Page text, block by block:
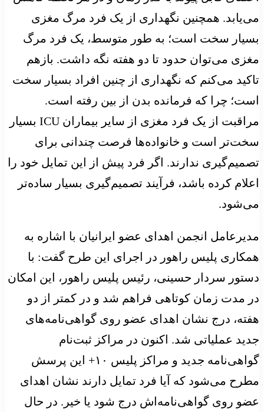
می‌یابد. همچنین نگهداری از یک فرد مرگ مغزی
بسیار سخت است؛ به طور متوسط، یک فرد مرگ
مغزی می‌توان حدود تا دو هفته نگه داشت. بازهم
تاکید می‌کنم که نگهداری از چنین افراد بسیار سخت
است؛ چرا که فرمانده بدن از بین رفته است.
مراقبت از یک فرد مغزی از سایر بیماران ICU بسیار
سخت‌تر است و خانواده‌ها فرصت چندانی برای
تصمیم‌گیری ندارند. اگر فرد پیش از این تمایل خود را
اعلام کرده باشد، فرآیند تصمیم‌گیری بسیار ساده‌تر
می‌شود.
مدیرعامل انجمن اهدای عضو ایرانیان با اشاره به
همکاری پلیس راهور در اجرای این طرح گفت: با
دستور سردار حسینی، رئیس پلیس راهور، این امکان
در مدت زمان کوتاهی فراهم شد و در کمتر از دو
هفته، درج نشان اهدای عضو روی گواهی‌نامه‌های
جدید عملیاتی شد. اکنون در مراکز ثبت‌نام
گواهی‌نامه جدید و مراکز پلیس ۱۰+ این پرسش
مطرح می‌شود که آیا فرد تمایل دارند نشان اهدای
عضو روی گواهی‌نامه‌اش درج شود یا خیر. در حال